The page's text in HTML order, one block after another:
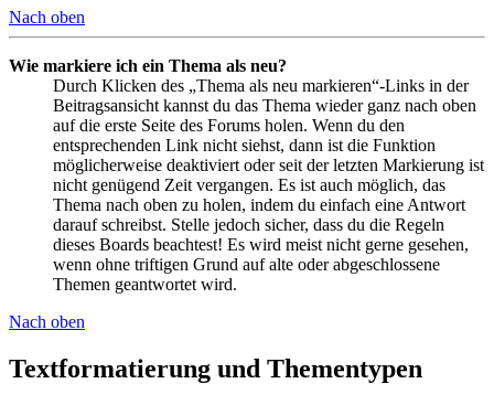
Nach oben
Wie markiere ich ein Thema als neu?
Durch Klicken des „Thema als neu markieren“-Links in der
Beitragsansicht kannst du das Thema wieder ganz nach oben
auf die erste Seite des Forums holen. Wenn du den
entsprechenden Link nicht siehst, dann ist die Funktion
möglicherweise deaktiviert oder seit der letzten Markierung ist
nicht genügend Zeit vergangen. Es ist auch möglich, das
Thema nach oben zu holen, indem du einfach eine Antwort
darauf schreibst. Stelle jedoch sicher, dass du die Regeln
dieses Boards beachtest! Es wird meist nicht gerne gesehen,
wenn ohne triftigen Grund auf alte oder abgeschlossene
Themen geantwortet wird.
Nach oben
Textformatierung und Thementypen